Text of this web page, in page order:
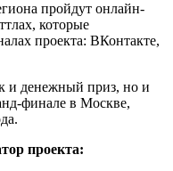
пройдут онлайн-
которые
проекта: ВКонтакте,
и денежный приз, но и
финале в Москве,
проекта: